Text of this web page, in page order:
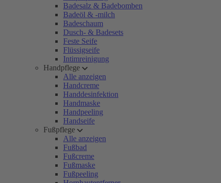
Badesalz & Badebomben
Badeöl & -milch
Badeschaum
Dusch- & Badesets
Feste Seife
Flüssigseife
Intimreinigung
Handpflege
Alle anzeigen
Handcreme
Handdesinfektion
Handmaske
Handpeeling
Handseife
Fußpflege
Alle anzeigen
Fußbad
Fußcreme
Fußmaske
Fußpeeling